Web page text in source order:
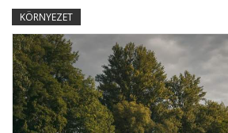
KÖRNYEZET